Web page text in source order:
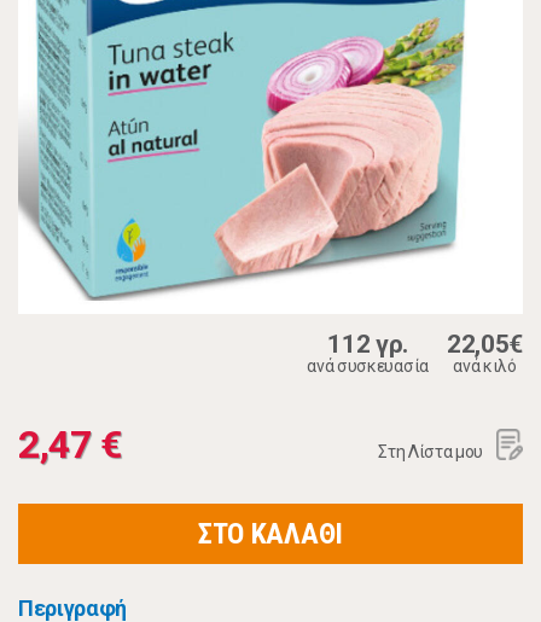
112 γρ.
ανά συσκευασία
22,05€
ανά κιλό
2,47 € Στη Λίστα μου
ΣΤΟ ΚΑΛΑΘΙ
Περιγραφή